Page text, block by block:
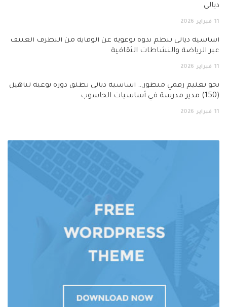
ديالى
11 فبراير 2026
أساسية ديالى تنظم ندوة توعوية عن الوقاية من التطرف العنيف
عبر الرياضة والنشاطات الثقافية
11 فبراير 2026
نحو تعليم رقمي متطور… اساسية ديالى تطلق دورة نوعية لتأهيل
(150) مدير مدرسة في أساسيات الحاسوب
11 فبراير 2026